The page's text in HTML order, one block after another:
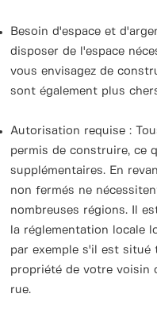
Besoin d'espace et
disposer de l'espace
vous envisagez de
sont également plus
Autorisation requise :
permis de construire, ce
supplémentaires. En
non fermés ne
nombreuses régions. Il
la réglementation locale
par exemple s'il est situé
propriété de votre voisin
rue.